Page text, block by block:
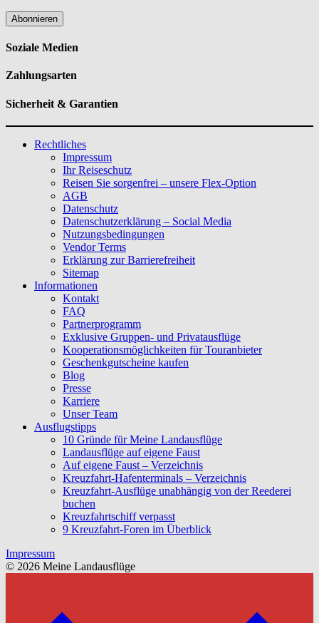
Abonnieren
Soziale Medien
Zahlungsarten
Sicherheit & Garantien
Rechtliches
Impressum
Ihr Reiseschutz
Reisen Sie sorgenfrei – unsere Flex-Option
AGB
Datenschutz
Datenschutzerklärung – Social Media
Nutzungsbedingungen
Vendor Terms
Erklärung zur Barrierefreiheit
Sitemap
Informationen
Kontakt
FAQ
Partnerprogramm
Exklusive Gruppen- und Privatausflüge
Kooperationsmöglichkeiten für Touranbieter
Geschenkgutscheine kaufen
Blog
Presse
Karriere
Unser Team
Ausflugstipps
10 Gründe für Meine Landausflüge
Landausflüge auf eigene Faust
Auf eigene Faust – Verzeichnis
Kreuzfahrt-Hafenterminals – Verzeichnis
Kreuzfahrt-Ausflüge unabhängig von der Reederei
buchen
Kreuzfahrtschiff verpasst
9 Kreuzfahrt-Foren im Überblick
Impressum
© 2026 Meine Landausflüge